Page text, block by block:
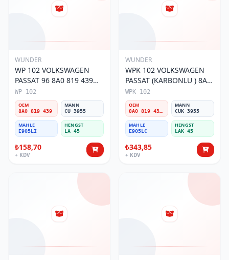
WUNDER
WP 102 VOLKSWAGEN
PASSAT 96 8A0 819 439
Polen Filtresi
WP 102
OEM
8A0 819 439
MANN
CU 3955
MAHLE
E905LI
HENGST
LA 45
₺158,70
+ KDV
WUNDER
WPK 102 VOLKSWAGEN
PASSAT (KARBONLU ) 8A0
819 439B Polen Filtresi
WPK 102
OEM
8A0 819 439B
MANN
CUK 3955
MAHLE
E905LC
HENGST
LAK 45
₺343,85
+ KDV